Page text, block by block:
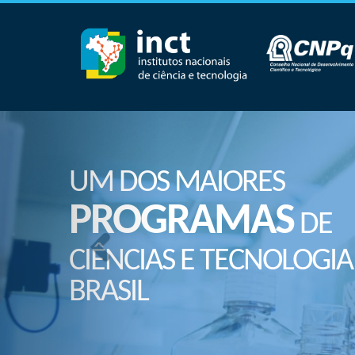
UM DOS MAIORES
PROGRAMASDE
CIÊNCIAS E
BRASIL